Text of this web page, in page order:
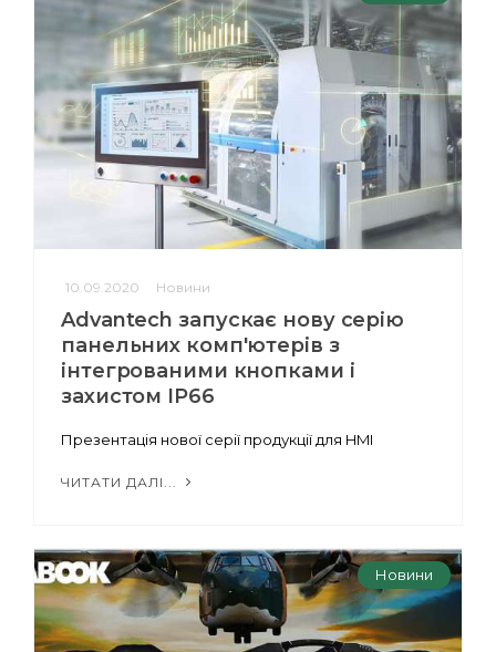
10.09.2020 Новини
Advantech запускає нову серію
панельних комп'ютерів з
інтегрованими кнопками і
захистом IP66
Презентація нової серії продукції для HMI
ЧИТАТИ ДАЛІ...
Новини